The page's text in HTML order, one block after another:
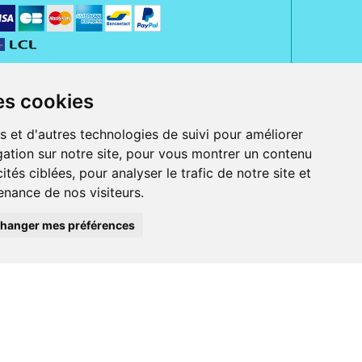
cookies
et d'autres technologies de suivi pour améliorer
sur notre site, pour vous montrer un contenu
ciblées, pour analyser le trafic de notre site et
de nos visiteurs.
mes préférences
Jeanne d' Harcourt, 80300 Albert.
ordonnance.
et iPod touch), ou sur Google Play (pour Androïd 5.0 ou version
Bancontact, PayPal.